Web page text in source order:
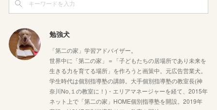
勉強犬
「第二の家」学習アドバイザー。
世界中に「第二の家」＝「子どもたちの居場所であり未来を
生きる力を育てる場所」を作ろうと画策中。元広告営業犬。
学生時代は個別指導塾の講師。大手個別指導塾の教室長(神
奈川No,１の教室に！)・エリアマネージャーを経て、2015年
ネット上で「第二の家」HOME個別指導塾を開設。2019年